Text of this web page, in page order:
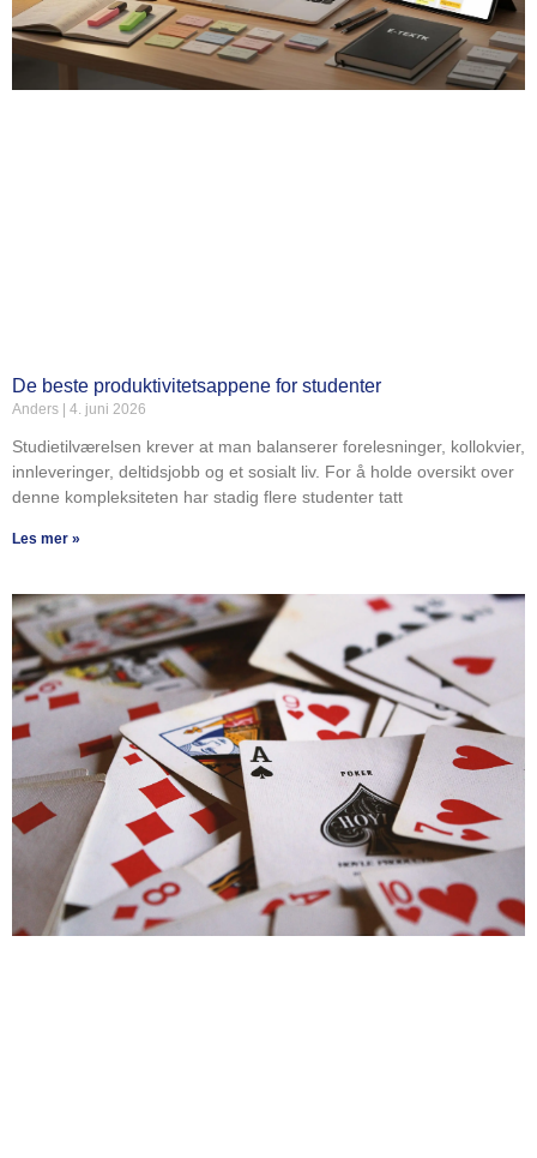
De beste produktivitetsappene for studenter
Anders 4. juni 2026
Studietilværelsen krever at man balanserer forelesninger, kollokvier,
innleveringer, deltidsjobb og et sosialt liv. For å holde oversikt over
denne kompleksiteten har stadig flere studenter tatt
Les mer »